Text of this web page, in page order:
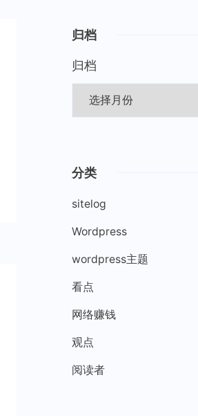
归档
归档
分类
sitelog
Wordpress
wordpress主题
看点
网络赚钱
观点
阅读者